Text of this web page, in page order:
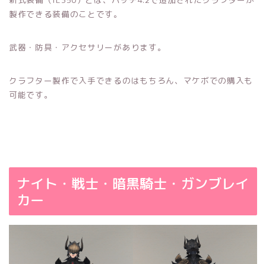
製作できる装備のことです。
武器・防具・アクセサリーがあります。
クラフター製作で入手できるのはもちろん、マケボでの購入も
可能です。
ナイト・戦士・暗黒騎士・ガンブレイ
カー